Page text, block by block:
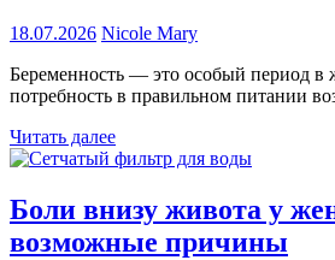
18.07.2026 Nicole Mary
Беременность — это особый период
потребность в правильном питании
Читать далее
Боли внизу живота у
возможные причины